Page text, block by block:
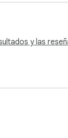
analysis
checks
y las